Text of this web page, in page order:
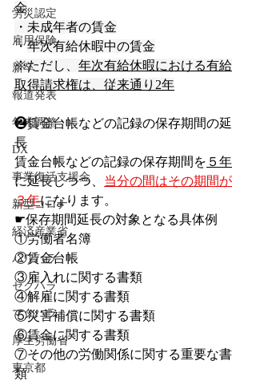
労災認定
雇用保険
新卒
報道発表
年末調整
DX
事業復活支援金
新型コロナ
経済産業省
パワハラ
セクハラ
マタハラ
厚生労働省
東京都
金
・未成年者の賃金
・年次有給休暇中の賃金
※ただし、 年次有給休暇における有給
取得請求権は、従来通り2年
❷賃金台帳などの記録の保存期間の延
長
賃金台帳などの記録の保存期間を ５年
に延長しつつ、 当分の間はその期間が
３年になります。
☛保存期間延長の対象となる具体例
①労働者名簿
②賃金台帳
③雇入れに関する書類
④解雇に関する書類
⑤災害補償に関する書類
⑥賃金に関する書類
⑦その他の労働関係に関する重要な書
類